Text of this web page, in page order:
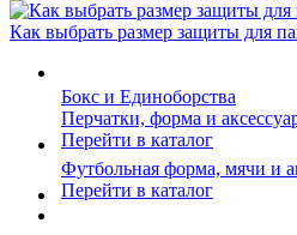
Как выбрать размер защиты для
Бокс и Единоборства
Перчатки, форма и
Перейти в каталог
Футбольная форма, мячи и
Перейти в каталог